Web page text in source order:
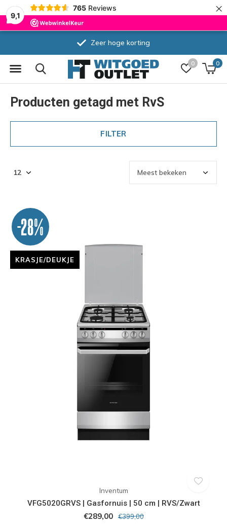
9,1
765 Reviews ×
0 0
Zeer hoge korting
Producten getagd met RvS
FILTER
-28%
KRASJE/DEUKJE
Inventum
VFG5020GRVS | Gasfornuis | 50 cm | RVS/Zwart
€289,00 €399,00